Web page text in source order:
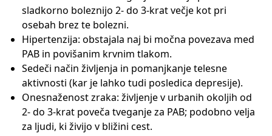
sladkorno boleznijo 2- do 3-krat večje kot pri
osebah brez te bolezni.
Hipertenzija: obstajala naj bi močna povezava med
PAB in povišanim krvnim tlakom.
Sedeči način življenja in pomanjkanje telesne
aktivnosti (kar je lahko tudi posledica depresije).
Onesnaženost zraka: življenje v urbanih okoljih od
2- do 3-krat poveča tveganje za PAB; podobno velja
za ljudi, ki živijo v bližini cest.